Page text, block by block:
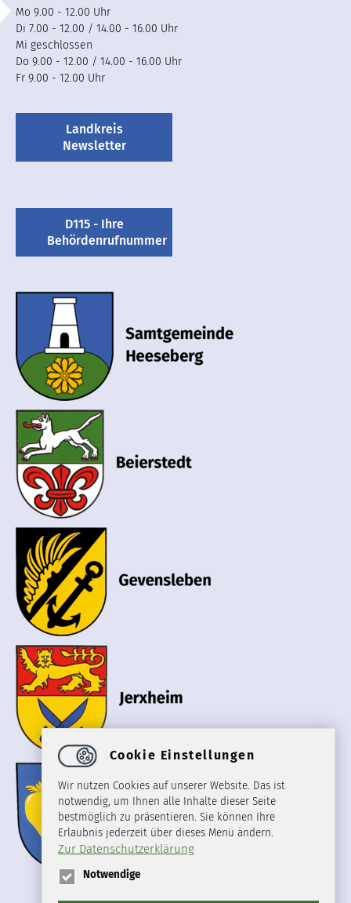
Mo 9.00 - 12.00 Uhr
Di 7.00 - 12.00 / 14.00 - 16.00 Uhr
Mi geschlossen
Do 9.00 - 12.00 / 14.00 - 16.00 Uhr
Fr 9.00 - 12.00 Uhr
Landkreis
Newsletter
D115 - Ihre
Behördenrufnummer
Cookie Einstellungen
Wir nutzen Cookies auf unserer Website. Das ist
notwendig, um Ihnen alle Inhalte dieser Seite
bestmöglich zu präsentieren. Sie können Ihre
Erlaubnis jederzeit über dieses Menü ändern.
Zur Datenschutzerklärung
Notwendige